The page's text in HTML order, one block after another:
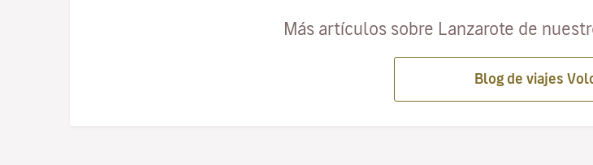
Más artículos sobre Lanzarote de
Blog de viajes